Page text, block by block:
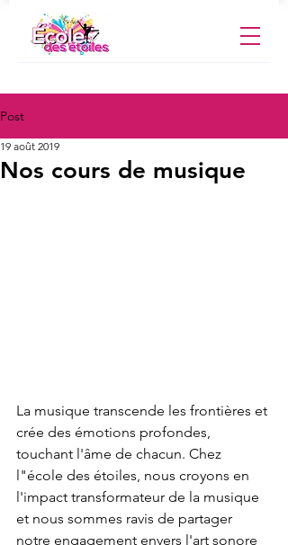
Post
Nos cours de musique
19 août 2019
La musique transcende les frontières et
crée des émotions profondes,
touchant l'âme de chacun. Chez
l"école des étoiles, nous croyons en
l'impact transformateur de la musique
et nous sommes ravis de partager
notre engagement envers l'art sonore